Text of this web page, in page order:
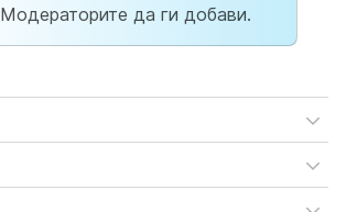
Модераторите да ги добави.